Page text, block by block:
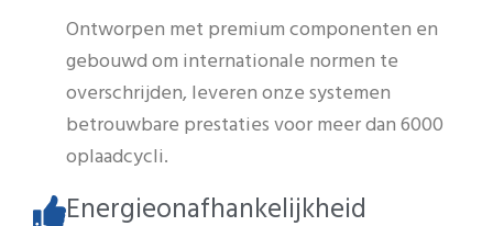
Ontworpen met premium componenten en
gebouwd om internationale normen te
overschrijden, leveren onze systemen
betrouwbare prestaties voor meer dan 6000
oplaadcycli.
Energieonafhankelijkheid